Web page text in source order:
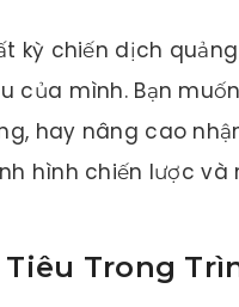
kỳ chiến dịch
của mình. Bạn
hay nâng cao
hình chiến lược
Tiêu Trong